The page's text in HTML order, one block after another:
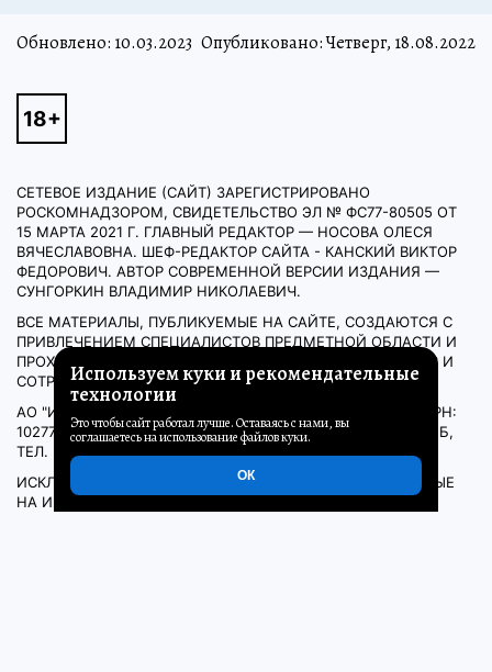
Обновлено: 10.03.2023 Опубликовано: Четверг, 18.08.2022
СЕТЕВОЕ ИЗДАНИЕ (САЙТ) ЗАРЕГИСТРИРОВАНО
РОСКОМНАДЗОРОМ, СВИДЕТЕЛЬСТВО ЭЛ № ФС77-80505 ОТ
15 МАРТА 2021 Г. ГЛАВНЫЙ РЕДАКТОР — НОСОВА ОЛЕСЯ
ВЯЧЕСЛАВОВНА. ШЕФ-РЕДАКТОР САЙТА - КАНСКИЙ ВИКТОР
ФЕДОРОВИЧ. АВТОР СОВРЕМЕННОЙ ВЕРСИИ ИЗДАНИЯ —
СУНГОРКИН ВЛАДИМИР НИКОЛАЕВИЧ.
ВСЕ МАТЕРИАЛЫ, ПУБЛИКУЕМЫЕ НА САЙТЕ, СОЗДАЮТСЯ С
ПРИВЛЕЧЕНИЕМ СПЕЦИАЛИСТОВ ПРЕДМЕТНОЙ ОБЛАСТИ И
ПРОХОДЯТ ДОПЕЧАТНУЮ ПРОВЕРКУ СИЛАМИ ЭКСПЕРТОВ И
СОТРУДНИКОВ РЕДАКЦИИ.
АО "ИД "КОМСОМОЛЬСКАЯ ПРАВДА". ИНН: 7714037217 ОГРН:
1027739295781 127015, МОСКВА, НОВОДМИТРОВСКАЯ Д. 2Б,
ТЕЛ. +7 (495) 777-02-82.
ИСКЛЮЧИТЕЛЬНЫЕ ПРАВА НА МАТЕРИАЛЫ, РАЗМЕЩЁННЫЕ
НА ИНТЕРНЕТ-САЙТЕ WWW.KP.RU, В СООТВЕТСТВИИ С
Используем куки и рекомендательные
технологии
Это чтобы сайт работал лучше. Оставаясь с нами, вы
соглашаетесь на использование файлов куки.
ОК